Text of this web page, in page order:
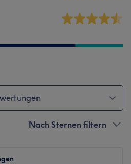
Nach Sternen filtern